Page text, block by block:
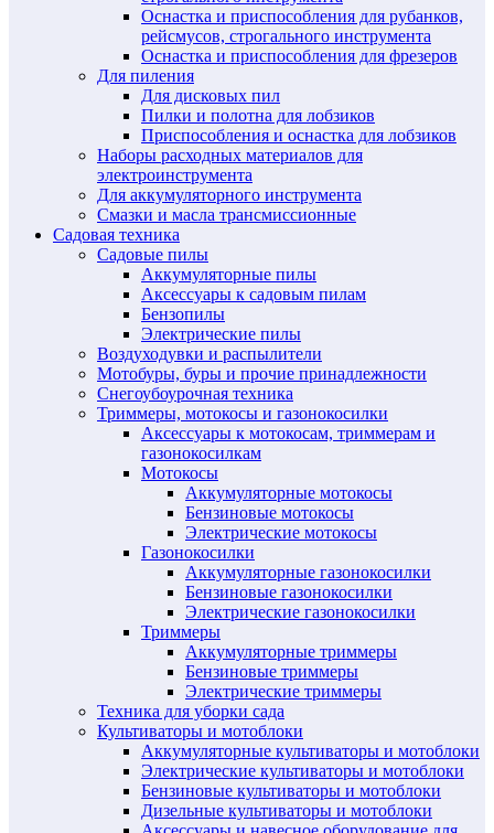
Оснастка и приспособления для рубанков,
рейсмусов, строгального инструмента
Оснастка и приспособления для фрезеров
Для пиления
Для дисковых пил
Пилки и полотна для лобзиков
Приспособления и оснастка для лобзиков
Наборы расходных материалов для
электроинструмента
Для аккумуляторного инструмента
Смазки и масла трансмиссионные
Садовая техника
Садовые пилы
Аккумуляторные пилы
Аксессуары к садовым пилам
Бензопилы
Электрические пилы
Воздуходувки и распылители
Мотобуры, буры и прочие принадлежности
Снегоубоурочная техника
Триммеры, мотокосы и газонокосилки
Аксессуары к мотокосам, триммерам и
газонокосилкам
Мотокосы
Аккумуляторные мотокосы
Бензиновые мотокосы
Электрические мотокосы
Газонокосилки
Аккумуляторные газонокосилки
Бензиновые газонокосилки
Электрические газонокосилки
Триммеры
Аккумуляторные триммеры
Бензиновые триммеры
Электрические триммеры
Техника для уборки сада
Культиваторы и мотоблоки
Аккумуляторные культиваторы и мотоблоки
Электрические культиваторы и мотоблоки
Бензиновые культиваторы и мотоблоки
Дизельные культиваторы и мотоблоки